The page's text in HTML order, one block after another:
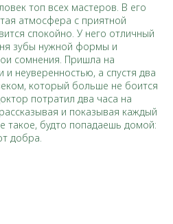
топ всех мастеров. В его
атмосфера с приятной
спокойно. У него отличный
зубы нужной формы и
сомнения. Пришла на
и неуверенностью, а спустя два
который больше не боится
потратил два часа на
и показывая каждый
такое, будто попадаешь домой:
добра.